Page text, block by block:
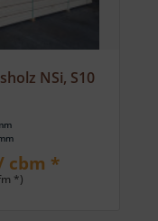
NSi, S10
cbm *
*)